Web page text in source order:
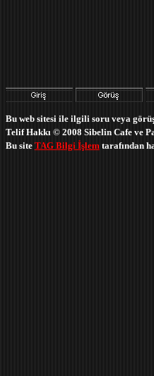
Bu web sitesi ile ilgili soru veya
Telif Hakkı © 2008 Sibelin Cafe ve
Bu site TAG Bilgi İşlem tarafından